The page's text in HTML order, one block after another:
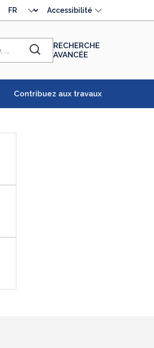
langue
Accessibilité
Chercher
RECHERCHE
AVANCÉE
Contribuez aux travaux